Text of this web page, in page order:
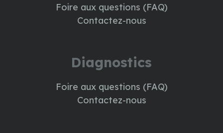
Foire aux questions (FAQ)
Contactez-nous
Diagnostics
Foire aux questions (FAQ)
Contactez-nous